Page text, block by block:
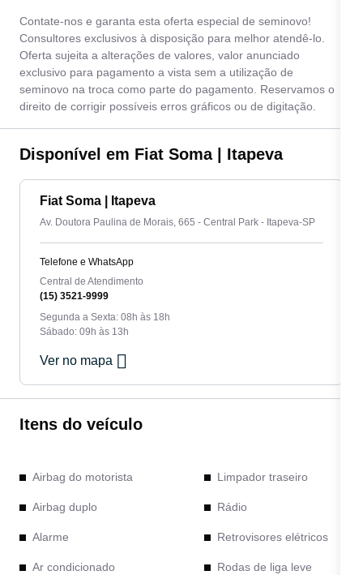
Contate-nos e garanta esta oferta especial de seminovo!
Consultores exclusivos à disposição para melhor atendê-lo.
Oferta sujeita a alterações de valores, valor anunciado
exclusivo para pagamento a vista sem a utilização de
seminovo na troca como parte do pagamento. Reservamos o
direito de corrigir possíveis erros gráficos ou de digitação.
Disponível em Fiat Soma | Itapeva
Fiat Soma | Itapeva
Av. Doutora Paulina de Morais, 665 - Central Park - Itapeva-SP
Telefone e WhatsApp
Central de Atendimento
(15) 3521-9999
Segunda a Sexta: 08h às 18h
Sábado: 09h às 13h
Ver no mapa
Itens do veículo
Airbag do motorista
Airbag duplo
Alarme
Ar condicionado
Limpador traseiro
Rádio
Retrovisores elétricos
Rodas de liga leve